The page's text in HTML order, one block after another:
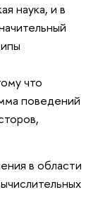
наука, и в
что
поведений
в области